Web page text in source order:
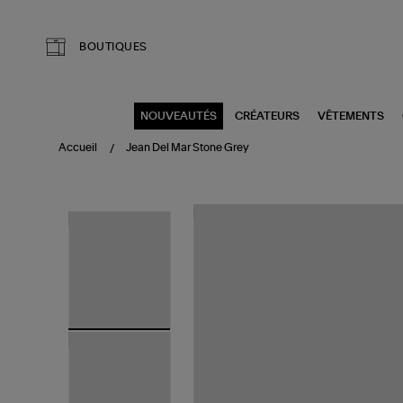
BOUTIQUES
NOUVEAUTÉS CRÉATEURS VÊTEMENTS
Accueil Jean Del Mar Stone Grey